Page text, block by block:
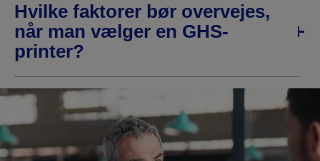
Hvilke faktorer bør overvejes,
når man vælger en GHS-
printer?